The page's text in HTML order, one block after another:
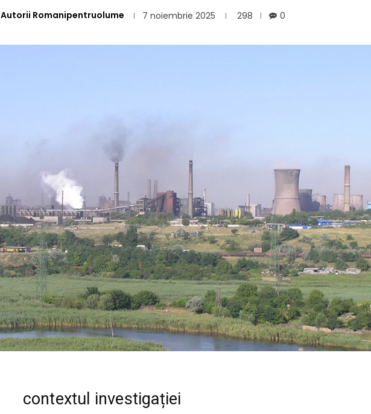
Autorii Romanipentruolume 7 noiembrie 2025 298 0
contextul investigației